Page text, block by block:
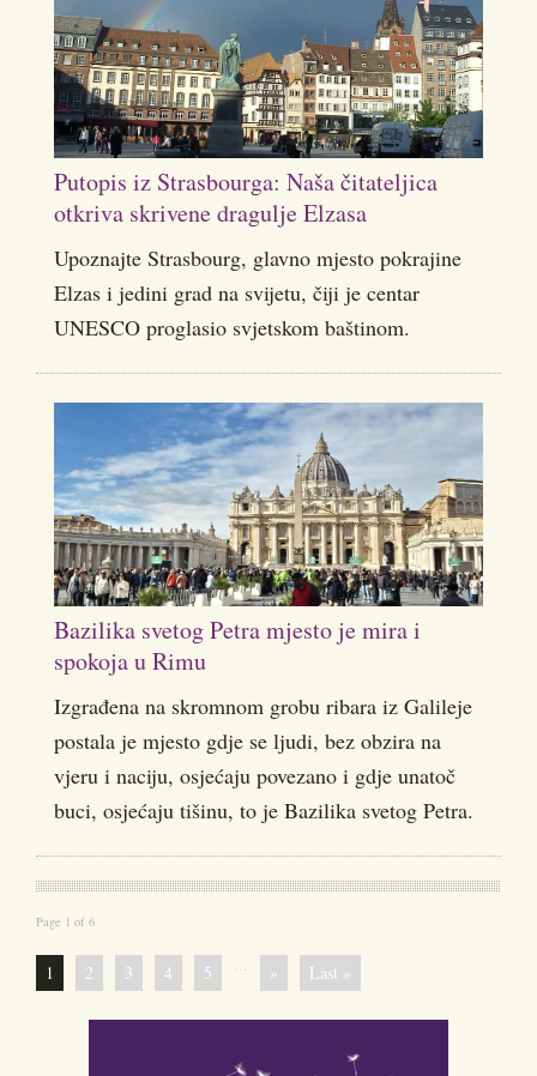
Putopis iz Strasbourga: Naša čitateljica
otkriva skrivene dragulje Elzasa
Upoznajte Strasbourg, glavno mjesto pokrajine
Elzas i jedini grad na svijetu, čiji je centar
UNESCO proglasio svjetskom baštinom.
Bazilika svetog Petra mjesto je mira i
spokoja u Rimu
Izgrađena na skromnom grobu ribara iz Galileje
postala je mjesto gdje se ljudi, bez obzira na
vjeru i naciju, osjećaju povezano i gdje unatoč
buci, osjećaju tišinu, to je Bazilika svetog Petra.
Page 1 of 6
1 2 3 4 5 ... » Last »